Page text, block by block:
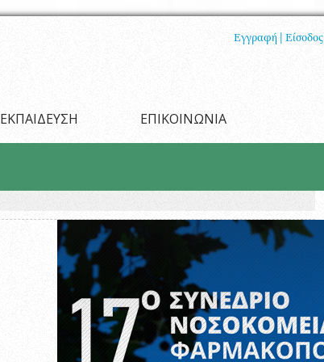
Εγγραφή |
Είσοδος
ΕΚΠΑΙΔΕΥΣΗ ΕΠΙΚΟΙΝΩΝΙΑ